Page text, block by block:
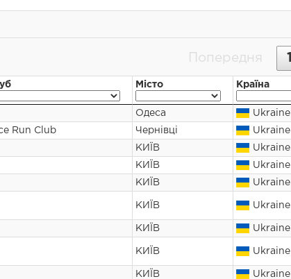
Попередня 1
Місто Країна
Одеса Ukraine
Run Club Чернівці Ukraine
КИЇВ Ukraine
КИЇВ Ukraine
КИЇВ Ukraine
КИЇВ Ukraine
КИЇВ Ukraine
КИЇВ Ukraine
КИЇВ Ukraine